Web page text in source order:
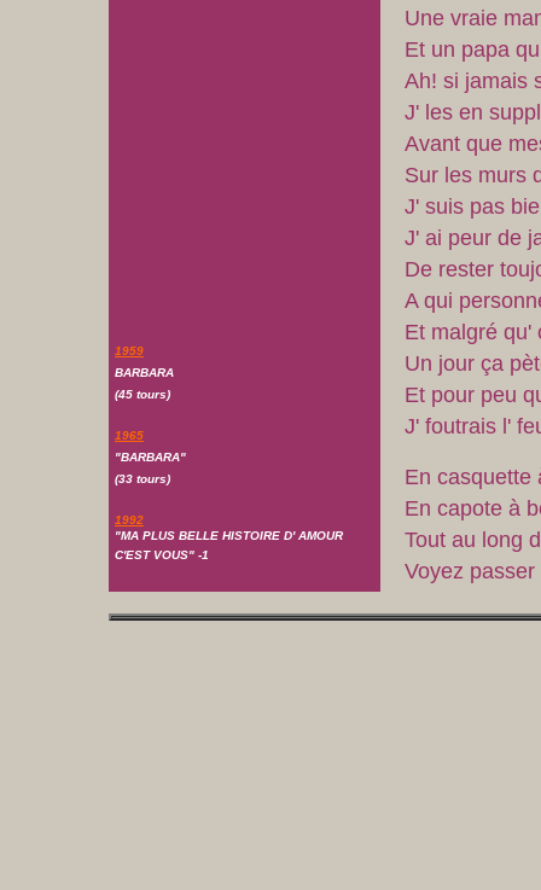
1959
BARBARA
(45 tours)
1965
"BARBARA"
(33 tours)
1992
"MA PLUS BELLE HISTOIRE D' AMOUR
C'EST VOUS" -1
Une vraie
Et un papa
Ah! si jamais
J' les en
Avant que
Sur les murs
J' suis pas
J' ai peur de
De rester
A qui
Et malgré qu'
Un jour ça
Et pour peu
J' foutrais l'
En casquette
En capote à
Tout au long
Voyez